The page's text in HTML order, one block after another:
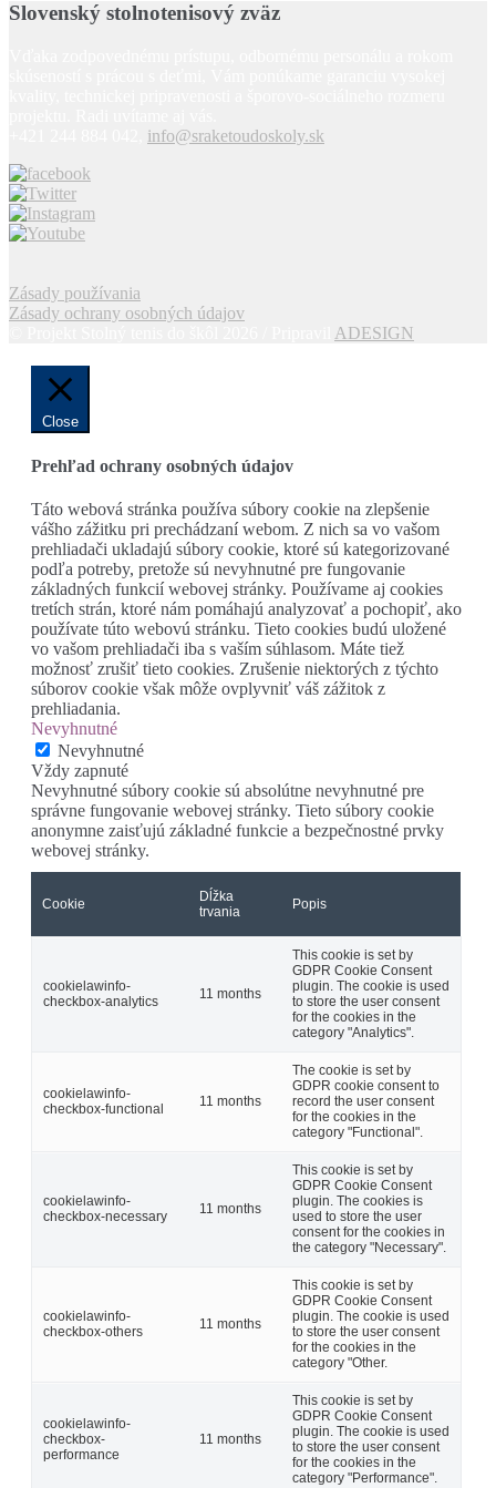
Slovenský stolnotenisový zväz
info@sraketoudoskoly.sk
Zásady používania
Zásady ochrany osobných údajov
ADESIGN
Close
Prehľad ochrany osobných údajov
Táto webová stránka používa súbory cookie na zlepšenie
vášho zážitku pri prechádzaní webom. Z nich sa vo vašom
prehliadači ukladajú súbory cookie, ktoré sú kategorizované
podľa potreby, pretože sú nevyhnutné pre fungovanie
základných funkcií webovej stránky. Používame aj cookies
tretích strán, ktoré nám pomáhajú analyzovať a pochopiť, ako
používate túto webovú stránku. Tieto cookies budú uložené
vo vašom prehliadači iba s vaším súhlasom. Máte tiež
možnosť zrušiť tieto cookies. Zrušenie niektorých z týchto
súborov cookie však môže ovplyvniť váš zážitok z
prehliadania.
Nevyhnutné
Nevyhnutné
Vždy zapnuté
Nevyhnutné súbory cookie sú absolútne nevyhnutné pre
správne fungovanie webovej stránky. Tieto súbory cookie
anonymne zaisťujú základné funkcie a bezpečnostné prvky
webovej stránky.
Cookie
Dĺžka
trvania
Popis
cookielawinfo-
checkbox-analytics
11 months
This cookie is set by
GDPR Cookie Consent
plugin. The cookie is used
to store the user consent
for the cookies in the
category "Analytics".
cookielawinfo-
checkbox-functional
11 months
The cookie is set by
GDPR cookie consent to
record the user consent
for the cookies in the
category "Functional".
cookielawinfo-
checkbox-necessary
11 months
This cookie is set by
GDPR Cookie Consent
plugin. The cookies is
used to store the user
consent for the cookies in
the category "Necessary".
cookielawinfo-
checkbox-others
11 months
This cookie is set by
GDPR Cookie Consent
plugin. The cookie is used
to store the user consent
for the cookies in the
category "Other.
cookielawinfo-
checkbox-
performance
11 months
This cookie is set by
GDPR Cookie Consent
plugin. The cookie is used
to store the user consent
for the cookies in the
category "Performance".